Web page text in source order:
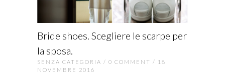
Bride shoes. Scegliere le scarpe per
la sposa.
SENZA CATEGORIA / 0 COMMENT / 18
NOVEMBRE 2016